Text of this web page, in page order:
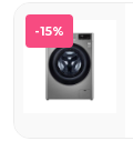
-15%